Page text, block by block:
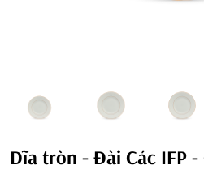
Dĩa tròn - Đài Các IFP -